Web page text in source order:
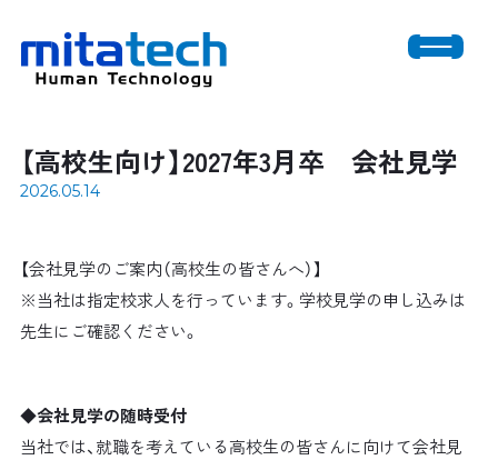
【高校生向け】2027年3月卒 会社見学
2026.05.14
【会社見学のご案内（高校生の皆さんへ）】
※当社は指定校求人を行っています。学校見学の申し込みは
先生にご確認ください。
◆会社見学の随時受付
当社では、就職を考えている高校生の皆さんに向けて会社見